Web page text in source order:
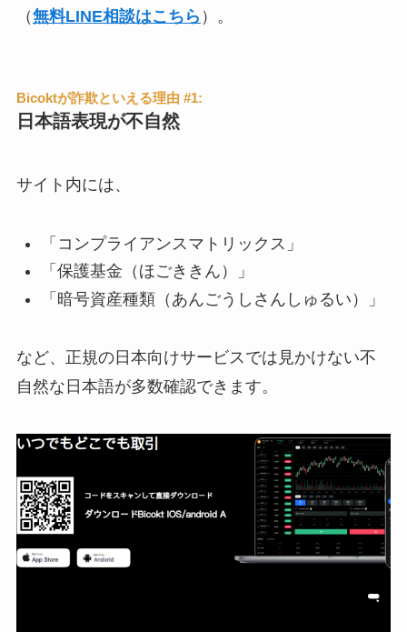
（無料LINE相談はこちら ）。
Bicoktが詐欺といえる理由 #1:
日本語表現が不自然
サイト内には、
「コンプライアンスマトリックス」
「保護基金（ほごききん）」
「暗号資産種類（あんごうしさんしゅるい）」
など、正規の日本向けサービスでは見かけない不
自然な日本語が多数確認できます。